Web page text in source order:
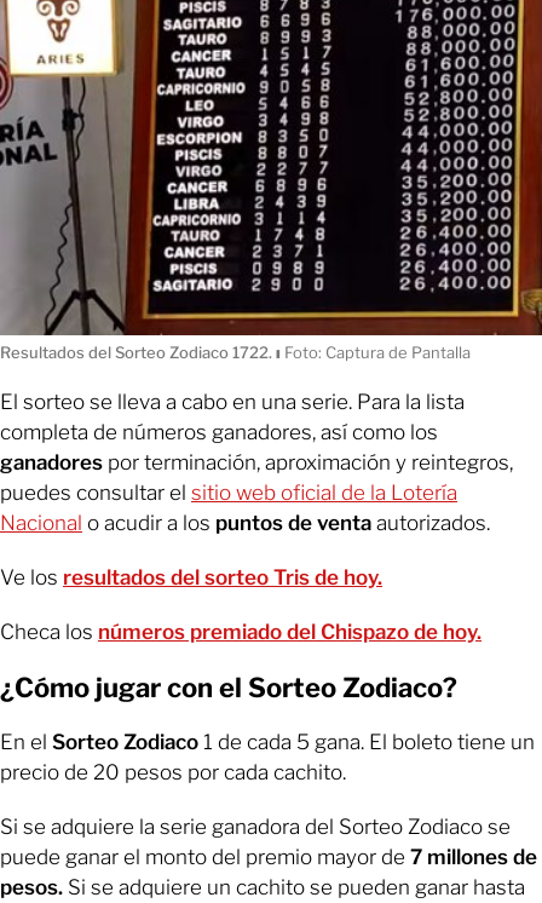
Resultados del Sorteo Zodiaco 1722. ı Foto: Captura de Pantalla
El sorteo se lleva a cabo en una serie. Para la lista
completa de números ganadores, así como los
ganadores por terminación, aproximación y reintegros,
puedes consultar el sitio web oficial de la Lotería
Nacional o acudir a los puntos de venta autorizados.
Ve los resultados del sorteo Tris de hoy.
Checa los números premiado del Chispazo de hoy.
¿Cómo jugar con el Sorteo Zodiaco?
En el Sorteo Zodiaco 1 de cada 5 gana. El boleto tiene un
precio de 20 pesos por cada cachito.
Si se adquiere la serie ganadora del Sorteo Zodiaco se
puede ganar el monto del premio mayor de 7 millones de
pesos. Si se adquiere un cachito se pueden ganar hasta